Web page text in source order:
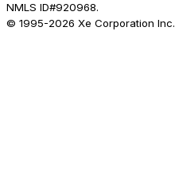
NMLS ID#920968.
© 1995-2026 Xe Corporation Inc.